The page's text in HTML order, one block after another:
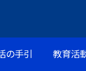
の手引 教育活